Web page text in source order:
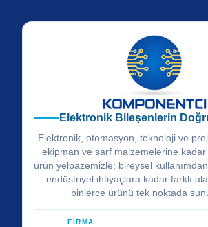
Elektronik Bileşenlerin
Elektronik, otomasyon, teknoloji ve
ekipman ve sarf malzemelerine
ürün yelpazemizle; bireysel
endüstriyel ihtiyaçlara kadar farklı
binlerce ürünü tek noktada
FİRMA